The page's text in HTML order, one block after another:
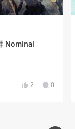
Nominal
2 0